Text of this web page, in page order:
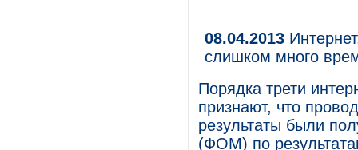
08.04.2013
слишком много
Порядка трети
признают, что
результаты были
(ФОМ) по